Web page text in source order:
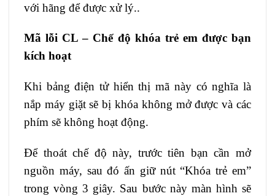
với hãng để được xử lý..
Mã lỗi CL – Chế độ khóa trẻ em được bạn
kích hoạt
Khi bảng điện tử hiển thị mã này có nghĩa là
nắp máy giặt sẽ bị khóa không mở được và các
phím sẽ không hoạt động.
Để thoát chế độ này, trước tiên bạn cần mở
nguồn máy, sau đó ấn giữ nút “Khóa trẻ em”
trong vòng 3 giây. Sau bước này màn hình sẽ